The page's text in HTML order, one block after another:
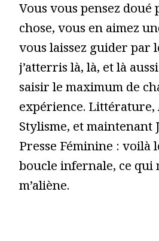
Vous vous pensez
chose, vous en aimez
vous laissez guider par
j’atterris là, là, et là aussi
saisir le maximum de
expérience. Littérature,
Stylisme, et maintenant
Presse Féminine : voilà
boucle infernale, ce qui
m’aliène.